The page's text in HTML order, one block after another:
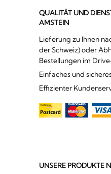
QUALITÄT UND
AMSTEIN
Lieferung zu Ihnen
der Schweiz) oder
Bestellungen im
Einfaches und
Effizienter
UNSERE PRODUKTE